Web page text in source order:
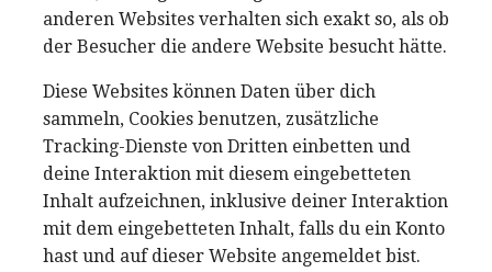
anderen Websites verhalten sich exakt so, als ob
der Besucher die andere Website besucht hätte.
Diese Websites können Daten über dich
sammeln, Cookies benutzen, zusätzliche
Tracking-Dienste von Dritten einbetten und
deine Interaktion mit diesem eingebetteten
Inhalt aufzeichnen, inklusive deiner Interaktion
mit dem eingebetteten Inhalt, falls du ein Konto
hast und auf dieser Website angemeldet bist.